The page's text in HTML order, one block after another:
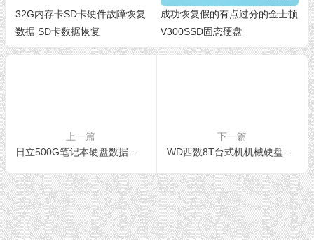
32G内存卡SD卡硬件故障恢复
数据 SD卡数据恢复
成功恢复假的有点过分的金士顿
V300SSD固态硬盘
上一篇
日立500G笔记本硬盘数据完整恢复
下一篇